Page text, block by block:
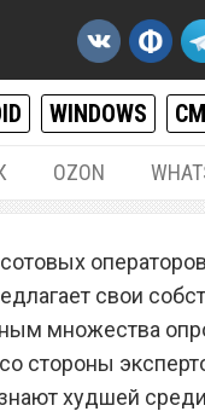
WINDOWS
OZON
свои
множества
стороны
худшей